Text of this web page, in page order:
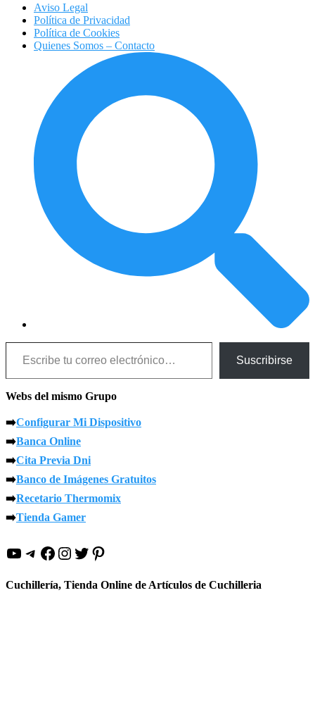
Aviso Legal
Política de Privacidad
Política de Cookies
Quienes Somos – Contacto
Escribe tu correo electrónico…
Suscribirse
Webs del mismo Grupo
➡️Configurar Mi Dispositivo
➡️Banca Online
➡️Cita Previa Dni
➡️Banco de Imágenes Gratuitos
➡️Recetario Thermomix
➡️Tienda Gamer
YouTube
Telegram
Facebook
Instagram
Twitter
Pinterest
Cuchillería, Tienda Online de Artículos de Cuchilleria